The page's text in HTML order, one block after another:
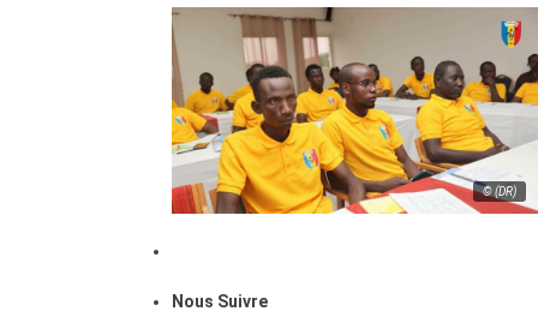
© (DR)
Nous Suivre